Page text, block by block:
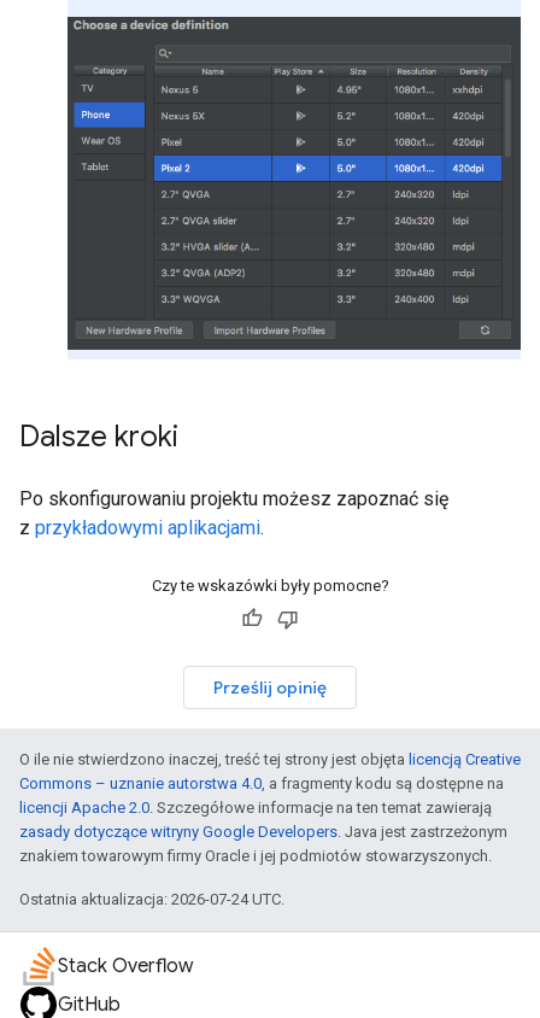
Dalsze kroki
Po skonfigurowaniu projektu możesz zapoznać się
z przykładowymi aplikacjami.
Czy te wskazówki były pomocne?
Prześlij opinię
O ile nie stwierdzono inaczej, treść tej strony jest objęta licencją Creative
Commons – uznanie autorstwa 4.0 , a fragmenty kodu są dostępne na
licencji Apache 2.0 . Szczegółowe informacje na ten temat zawierają
zasady dotyczące witryny Google Developers . Java jest zastrzeżonym
znakiem towarowym firmy Oracle i jej podmiotów stowarzyszonych.
Ostatnia aktualizacja: 2026-07-24 UTC.
Stack Overflow
GitHub